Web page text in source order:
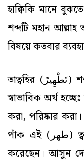
হাক্বিকি মানে
শব্দটি মহান
বিষয়ে কতবার
তাত্বহির (تَطْهِيرً)
স্বাভাবিক অর্থ
করা, পরিষ্কার
পাঁক এই (طهر)
করেছেন। আসুন